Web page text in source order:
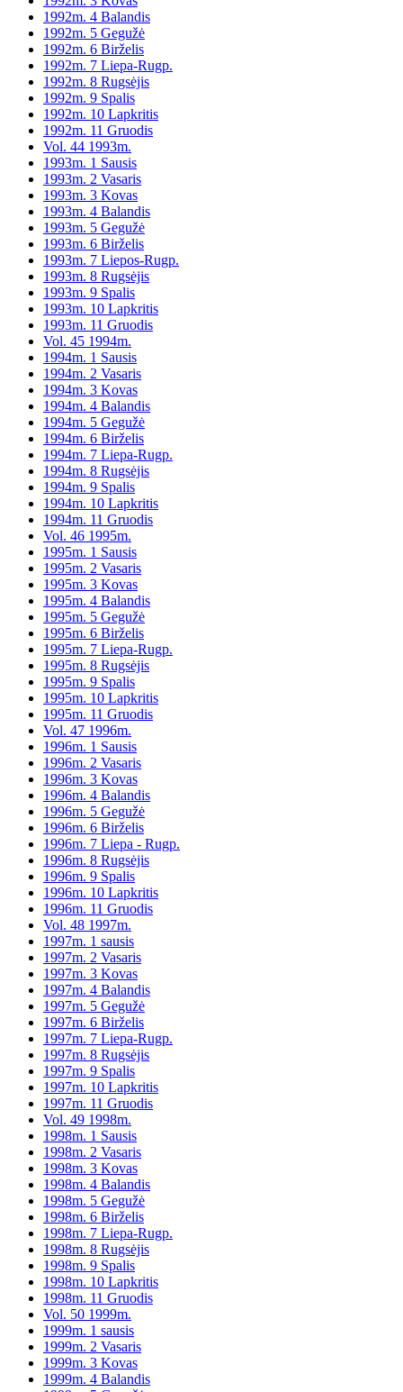
1992m. 4 Balandis
1992m. 5 Gegužė
1992m. 6 Birželis
1992m. 7 Liepa-Rugp.
1992m. 8 Rugsėjis
1992m. 9 Spalis
1992m. 10 Lapkritis
1992m. 11 Gruodis
Vol. 44 1993m.
1993m. 1 Sausis
1993m. 2 Vasaris
1993m. 3 Kovas
1993m. 4 Balandis
1993m. 5 Gegužė
1993m. 6 Birželis
1993m. 7 Liepos-Rugp.
1993m. 8 Rugsėjis
1993m. 9 Spalis
1993m. 10 Lapkritis
1993m. 11 Gruodis
Vol. 45 1994m.
1994m. 1 Sausis
1994m. 2 Vasaris
1994m. 3 Kovas
1994m. 4 Balandis
1994m. 5 Gegužė
1994m. 6 Birželis
1994m. 7 Liepa-Rugp.
1994m. 8 Rugsėjis
1994m. 9 Spalis
1994m. 10 Lapkritis
1994m. 11 Gruodis
Vol. 46 1995m.
1995m. 1 Sausis
1995m. 2 Vasaris
1995m. 3 Kovas
1995m. 4 Balandis
1995m. 5 Gegužė
1995m. 6 Birželis
1995m. 7 Liepa-Rugp.
1995m. 8 Rugsėjis
1995m. 9 Spalis
1995m. 10 Lapkritis
1995m. 11 Gruodis
Vol. 47 1996m.
1996m. 1 Sausis
1996m. 2 Vasaris
1996m. 3 Kovas
1996m. 4 Balandis
1996m. 5 Gegužė
1996m. 6 Birželis
1996m. 7 Liepa - Rugp.
1996m. 8 Rugsėjis
1996m. 9 Spalis
1996m. 10 Lapkritis
1996m. 11 Gruodis
Vol. 48 1997m.
1997m. 1 sausis
1997m. 2 Vasaris
1997m. 3 Kovas
1997m. 4 Balandis
1997m. 5 Gegužė
1997m. 6 Birželis
1997m. 7 Liepa-Rugp.
1997m. 8 Rugsėjis
1997m. 9 Spalis
1997m. 10 Lapkritis
1997m. 11 Gruodis
Vol. 49 1998m.
1998m. 1 Sausis
1998m. 2 Vasaris
1998m. 3 Kovas
1998m. 4 Balandis
1998m. 5 Gegužė
1998m. 6 Birželis
1998m. 7 Liepa-Rugp.
1998m. 8 Rugsėjis
1998m. 9 Spalis
1998m. 10 Lapkritis
1998m. 11 Gruodis
Vol. 50 1999m.
1999m. 1 sausis
1999m. 2 Vasaris
1999m. 3 Kovas
1999m. 4 Balandis